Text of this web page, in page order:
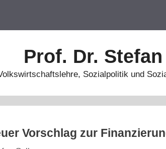
Prof. Dr. Stefan
Sozialpolitik und
Vorschlag zur